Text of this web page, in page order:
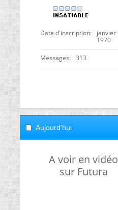
Date d'inscription
janvier
1970
Messages 313
Aujourd'hui
A voir en vidéo
sur Futura